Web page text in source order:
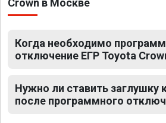
Crown в Москве
Когда необходимо
отключение ЕГР Toyota
Нужно ли ставить заглушку
после программного